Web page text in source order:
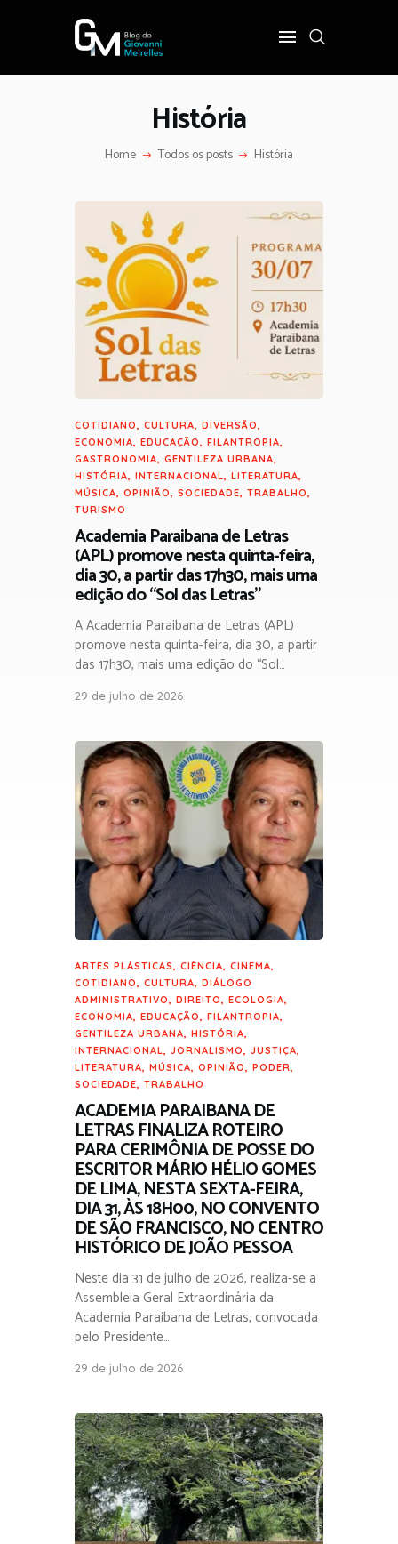
História
Home Todos os posts História
POLÍTICA
OPINIÃO
PODER
SOBRE
COTIDIANO, CULTURA, DIVERSÃO,
ECONOMIA, EDUCAÇÃO, FILANTROPIA,
GASTRONOMIA, GENTILEZA URBANA,
HISTÓRIA, INTERNACIONAL, LITERATURA,
MÚSICA, OPINIÃO, SOCIEDADE, TRABALHO,
TURISMO
Academia Paraibana de Letras
(APL) promove nesta quinta-feira,
dia 30, a partir das 17h30, mais uma
edição do “Sol das Letras”
A Academia Paraibana de Letras (APL)
promove nesta quinta-feira, dia 30, a partir
das 17h30, mais uma edição do “Sol…
29 de julho de 2026
ARTES PLÁSTICAS CIÊNCIA CINEMA
COTIDIANO
CULTURA
DIÁLOGO
ADMINISTRATIVO
DIREITO ECOLOGIA
ECONOMIA
EDUCAÇÃO FILANTROPIA
GENTILEZA URBANA
HISTÓRIA
INTERNACIONAL
JORNALISMO JUSTIÇA
LITERATURA
MÚSICA OPINIÃO PODER
SOCIEDADE
TRABALHO
ACADEMIA PARAIBANA DE
LETRAS FINALIZA ROTEIRO
PARA CERIMÔNIA DE POSSE DO
ESCRITOR MÁRIO HÉLIO GOMES
DE LIMA, NESTA SEXTA-FEIRA,
DIA 31, ÀS 18H00, NO CONVENTO
DE SÃO FRANCISCO, NO CENTRO
HISTÓRICO DE JOÃO PESSOA
Neste dia 31 de julho de 2026, realiza-se a
Assembleia Geral Extraordinária da
Academia Paraibana de Letras, convocada
pelo Presidente…
29 de julho de 2026